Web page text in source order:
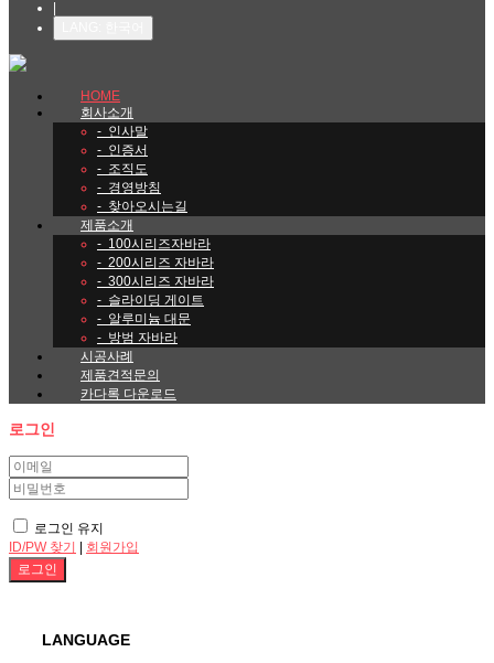
HOME
회사소개
- 인사말
- 인증서
- 조직도
- 경영방침
- 찾아오시는길
제품소개
- 100시리즈자바라
- 200시리즈 자바라
- 300시리즈 자바라
- 슬라이딩 게이트
- 알루미늄 대문
- 방범 자바라
시공사례
제품견적문의
카다록 다운로드
로그인
로그인 유지
ID/PW 찾기
회원가입
LANGUAGE